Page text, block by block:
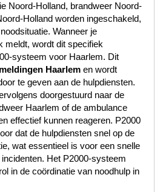
Noord-Holland, brandweer Noord-
Holland worden ingeschakeld,
Wanneer je
meldt, wordt dit specifiek
systeem voor Haarlem. Dit
Haarlemen wordt
te geven aan de hulpdiensten.
doorgestuurd naar de
Haarlem of de ambulance
effectief kunnen reageren. P2000
dat de hulpdiensten snel op de
wat essentieel is voor een snelle
Het P2000-systeem
in de coördinatie van noodhulp in